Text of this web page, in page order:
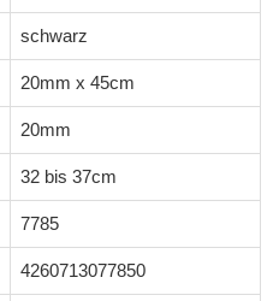
schwarz
20mm x 45cm
20mm
32 bis 37cm
7785
4260713077850